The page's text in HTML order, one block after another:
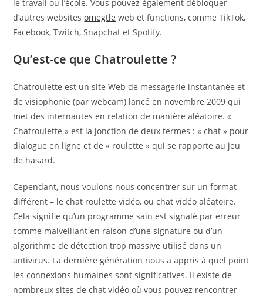
le travail ou l’école. Vous pouvez également débloquer
d’autres websitesomegtle web et functions, comme TikTok,
Facebook, Twitch, Snapchat et Spotify.
Qu’est-ce que Chatroulette ?
Chatroulette est un site Web de messagerie instantanée et
de visiophonie (par webcam) lancé en novembre 2009 qui
met des internautes en relation de manière aléatoire. «
Chatroulette » est la jonction de deux termes : « chat » pour
dialogue en ligne et de « roulette » qui se rapporte au jeu
de hasard.
Cependant, nous voulons nous concentrer sur un format
différent – le chat roulette vidéo, ou chat vidéo aléatoire.
Cela signifie qu’un programme sain est signalé par erreur
comme malveillant en raison d’une signature ou d’un
algorithme de détection trop massive utilisé dans un
antivirus. La dernière génération nous a appris à quel point
les connexions humaines sont significatives. Il existe de
nombreux sites de chat vidéo où vous pouvez rencontrer